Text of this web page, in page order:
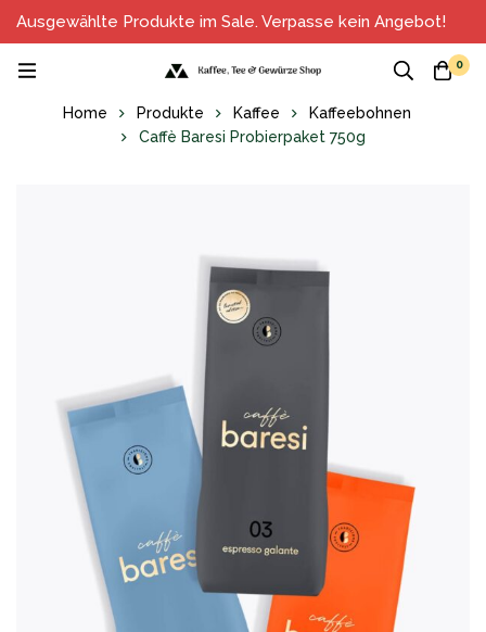
Ausgewählte Produkte im Sale. Verpasse kein Angebot!
0
Home Produkte Kaffee
Kaffeebohnen
Caffè Baresi Probierpaket 750g